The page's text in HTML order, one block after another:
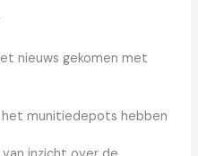
nieuws gekomen met
munitiedepots hebben